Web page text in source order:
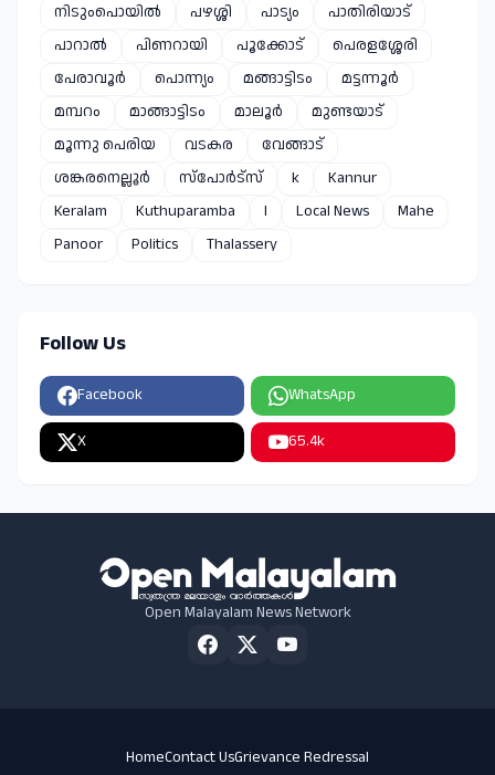
നിടുംപൊയിൽ
പഴശ്ശി പാട്യം
പാതിരിയാട്
പാറാൽ
പിണറായി പൂക്കോട്
പെരളശ്ശേരി
പേരാവൂർ
പൊന്ന്യം മങ്ങാട്ടിടം
മട്ടന്നൂർ
മമ്പറം
മാങ്ങാട്ടിടം മാലൂർ
മുണ്ടയാട്
മൂന്നു പെരിയ
വടകര
വേങ്ങാട്
ശങ്കരനെല്ലൂർ
സ്പോർട്സ് k
Kannur
Keralam
Kuthuparamba l Local News
Mahe
Panoor
Politics Thalassery
Follow Us
Facebook WhatsApp
X 65.4k
Open Malayalam News Network
HomeContact UsGrievance Redressal